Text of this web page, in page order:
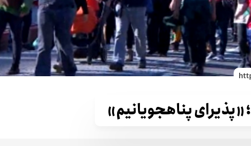
پناهجویانیم»